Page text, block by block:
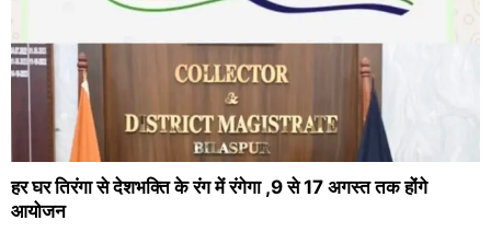
हर घर तिरंगा से देशभक्ति के रंग में रंगेगा ,9 से 17 अगस्त तक होंगे
आयोजन